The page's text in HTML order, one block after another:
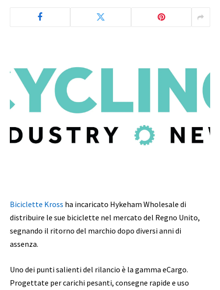
Biciclette Kross ha incaricato Hykeham Wholesale di
distribuire le sue biciclette nel mercato del Regno Unito,
segnando il ritorno del marchio dopo diversi anni di
assenza.
Uno dei punti salienti del rilancio è la gamma eCargo.
Progettate per carichi pesanti, consegne rapide e uso